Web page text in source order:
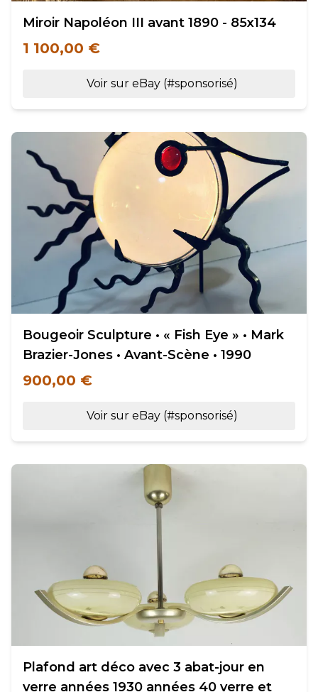
Miroir Napoléon III avant 1890 - 85x134
1 100,00 €
Voir sur eBay (#sponsorisé)
Bougeoir Sculpture • « Fish Eye » • Mark
Brazier-Jones • Avant-Scène • 1990
900,00 €
Voir sur eBay (#sponsorisé)
Plafond art déco avec 3 abat-jour en
verre années 1930 années 40 verre et